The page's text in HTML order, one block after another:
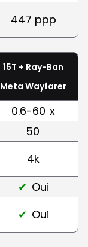
447 ppp
15T + Ray-Ban
Meta Wayfarer
0.6-60 x
50
4k
Oui
Oui